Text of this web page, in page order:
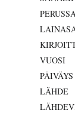
VUOSI
PÄIVÄYS
LÄHDE